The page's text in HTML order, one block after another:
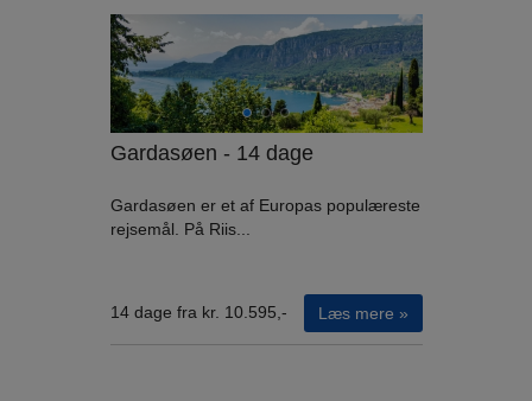
Gardasøen - 14 dage
Gardasøen er et af Europas populæreste
rejsemål. På Riis...
14 dage fra kr. 10.595,- Læs mere »